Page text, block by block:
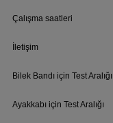
Çalışma saatleri
İletişim
Bilek Bandı için Test Aralığı
Ayakkabı için Test Aralığı